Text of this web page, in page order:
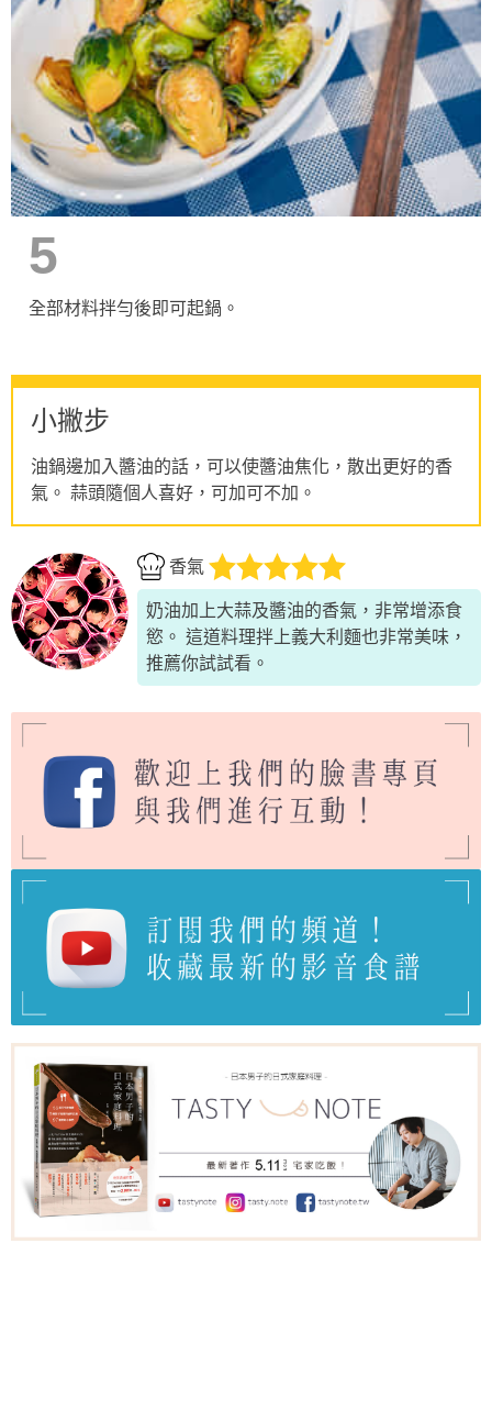
5
全部材料拌勻後即可起鍋。
小撇步
油鍋邊加入醬油的話，可以使醬油焦化，散出更好的香
氣。 蒜頭隨個人喜好，可加可不加。
香氣
奶油加上大蒜及醬油的香氣，非常增添食
慾。 這道料理拌上義大利麵也非常美味，
推薦你試試看。